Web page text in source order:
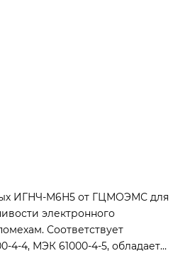
ИГНЧ-М6Н5 от ГЦМОЭМС для
электронного
Соответствует
4-4, МЭК 61000-4-5, обладает